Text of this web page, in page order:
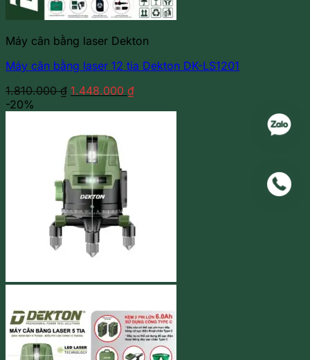
Máy cân bằng laser Dekton
Máy cân bằng laser 12 tia Dekton DK-LS1201
1.810.000₫ Giá
1.810.000 ₫.
1.448.000 ₫Giá
-20%